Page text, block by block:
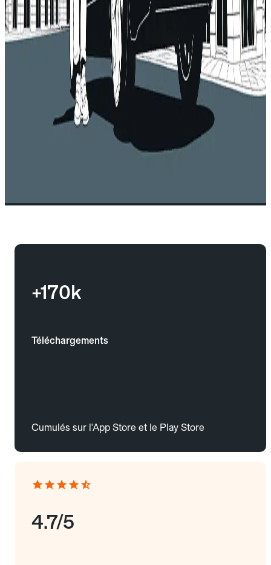
+170k
Téléchargements
Cumulés sur l'App Store et le Play Store
4.7/5